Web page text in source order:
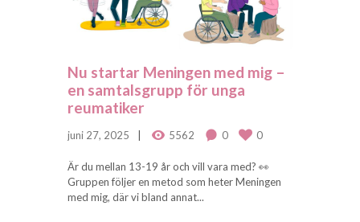
Nu startar Meningen med mig –
en samtalsgrupp för unga
reumatiker
juni 27, 2025 5562 0 0
Är du mellan 13-19 år och vill vara med? 👀
Gruppen följer en metod som heter Meningen
med mig, där vi bland annat...